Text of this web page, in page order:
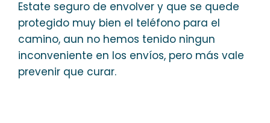
Estate seguro de envolver y que se quede
protegido muy bien el teléfono para el
camino, aun no hemos tenido ningun
inconveniente en los envíos, pero más vale
prevenir que curar.